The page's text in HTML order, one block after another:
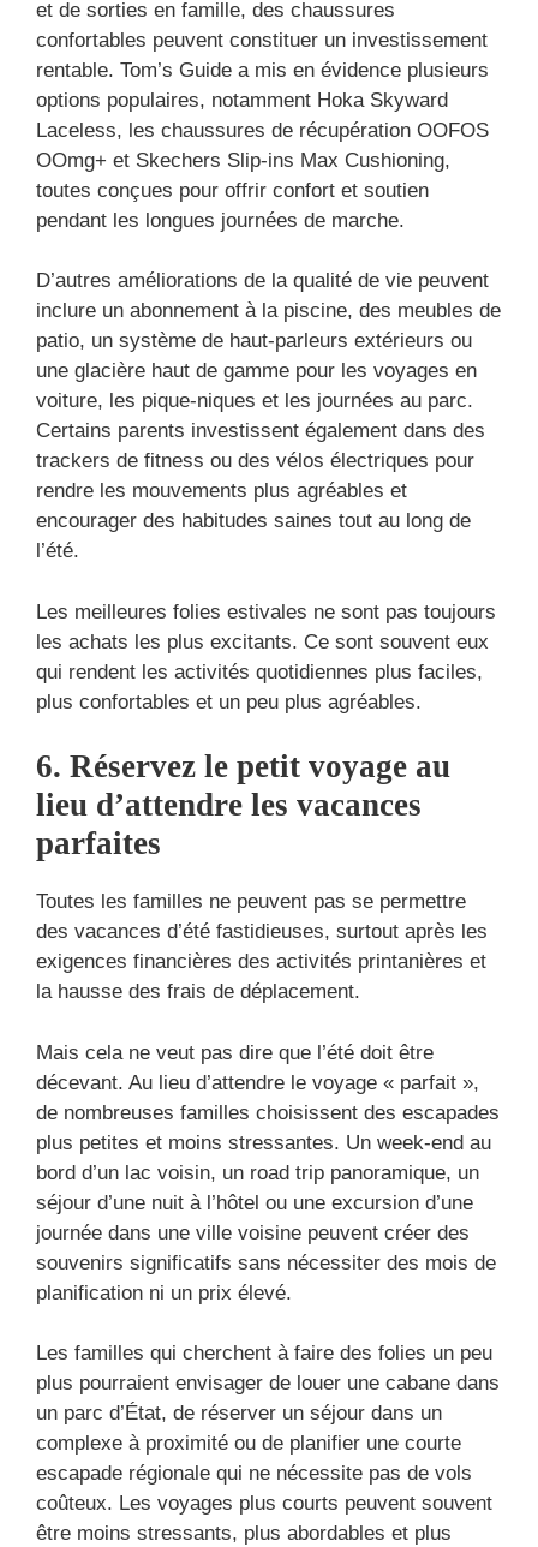
et de sorties en famille, des chaussures
confortables peuvent constituer un investissement
rentable. Tom’s Guide a mis en évidence plusieurs
options populaires, notamment Hoka Skyward
Laceless, les chaussures de récupération OOFOS
OOmg+ et Skechers Slip-ins Max Cushioning,
toutes conçues pour offrir confort et soutien
pendant les longues journées de marche.
D’autres améliorations de la qualité de vie peuvent
inclure un abonnement à la piscine, des meubles de
patio, un système de haut-parleurs extérieurs ou
une glacière haut de gamme pour les voyages en
voiture, les pique-niques et les journées au parc.
Certains parents investissent également dans des
trackers de fitness ou des vélos électriques pour
rendre les mouvements plus agréables et
encourager des habitudes saines tout au long de
l’été.
Les meilleures folies estivales ne sont pas toujours
les achats les plus excitants. Ce sont souvent eux
qui rendent les activités quotidiennes plus faciles,
plus confortables et un peu plus agréables.
6. Réservez le petit voyage au
lieu d’attendre les vacances
parfaites
Toutes les familles ne peuvent pas se permettre
des vacances d’été fastidieuses, surtout après les
exigences financières des activités printanières et
la hausse des frais de déplacement.
Mais cela ne veut pas dire que l’été doit être
décevant. Au lieu d’attendre le voyage « parfait »,
de nombreuses familles choisissent des escapades
plus petites et moins stressantes. Un week-end au
bord d’un lac voisin, un road trip panoramique, un
séjour d’une nuit à l’hôtel ou une excursion d’une
journée dans une ville voisine peuvent créer des
souvenirs significatifs sans nécessiter des mois de
planification ni un prix élevé.
Les familles qui cherchent à faire des folies un peu
plus pourraient envisager de louer une cabane dans
un parc d’État, de réserver un séjour dans un
complexe à proximité ou de planifier une courte
escapade régionale qui ne nécessite pas de vols
coûteux. Les voyages plus courts peuvent souvent
être moins stressants, plus abordables et plus